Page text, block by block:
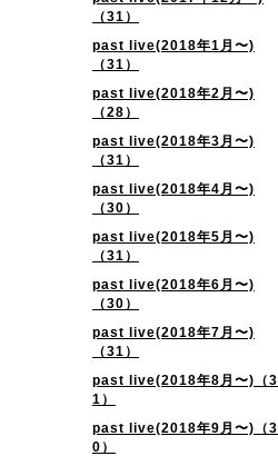
（31）
past live(2018年1月〜)
（31）
past live(2018年2月〜)
（28）
past live(2018年3月〜)
（31）
past live(2018年4月〜)
（30）
past live(2018年5月〜)
（31）
past live(2018年6月〜)
（30）
past live(2018年7月〜)
（31）
past live(2018年8月〜)（3
1）
past live(2018年9月〜)（3
0）